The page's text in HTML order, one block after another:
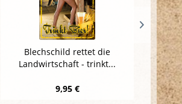
Blechschild rettet die
Landwirtschaft - trinkt...
9,95 €